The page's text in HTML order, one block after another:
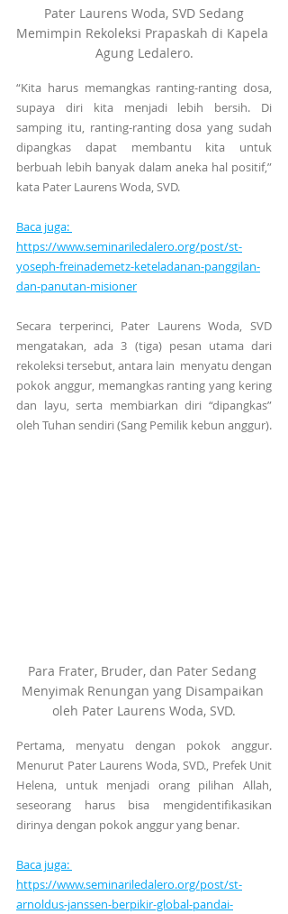
Memimpin Rekoleksi Prapaskah di Kapela
Agung Ledalero.
“Kita harus memangkas ranting-ranting dosa,
supaya diri kita menjadi lebih bersih. Di
samping itu, ranting-ranting dosa yang sudah
dipangkas dapat membantu kita untuk
berbuah lebih banyak dalam aneka hal positif,”
kata Pater Laurens Woda, SVD.
Baca juga:
https://www.seminariledalero.org/post/st-
yoseph-freinademetz-keteladanan-panggilan-
dan-panutan-misioner
Secara terperinci, Pater Laurens Woda, SVD
mengatakan, ada 3 (tiga) pesan utama dari
rekoleksi tersebut, antara lain  menyatu dengan
pokok anggur, memangkas ranting yang kering
dan layu, serta membiarkan diri “dipangkas”
oleh Tuhan sendiri (Sang Pemilik kebun anggur).
Para Frater, Bruder, dan Pater Sedang
Menyimak Renungan yang Disampaikan
oleh Pater Laurens Woda, SVD.
Pertama, menyatu dengan pokok anggur.
Menurut Pater Laurens Woda, SVD., Prefek Unit
Helena, untuk menjadi orang pilihan Allah,
seseorang harus bisa mengidentifikasikan
dirinya dengan pokok anggur yang benar.
Baca juga:
https://www.seminariledalero.org/post/st-
arnoldus-janssen-berpikir-global-pandai-